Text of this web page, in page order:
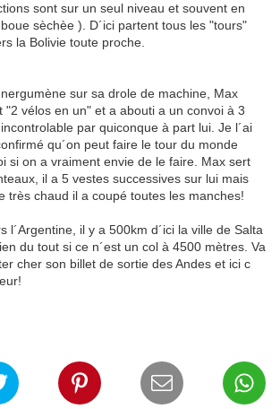
sont sur un seul niveau et souvent en
sèchèe ). D´ici partent tous les "tours"
la Bolivie toute proche.
sur sa drole de machine, Max
"2 vélos en un" et a abouti a un convoi à 3
par quiconque à part lui. Je l´ai
qu´on peut faire le tour du monde
si on a vraiment envie de le faire. Max sert
il a 5 vestes successives sur lui mais
très chaud il a coupé toutes les manches!
l´Argentine, il y a 500km d´ici la ville de Salta
du tout si ce n´est un col à 4500 mètres. Va
cher son billet de sortie des Andes et ici c